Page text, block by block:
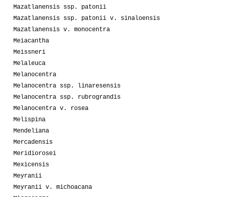
Mazatlanensis ssp. patonii
Mazatlanensis ssp. patonii v. sinaloensis
Mazatlanensis v. monocentra
Meiacantha
Meissneri
Melaleuca
Melanocentra
Melanocentra ssp. linaresensis
Melanocentra ssp. rubrograndis
Melanocentra v. rosea
Melispina
Mendeliana
Mercadensis
Meridiorosei
Mexicensis
Meyranii
Meyranii v. michoacana